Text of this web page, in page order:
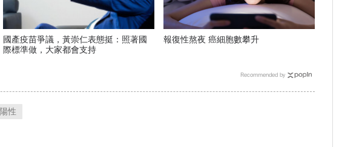
國產疫苗爭議，黃崇仁表態挺：照著國
際標準做，大家都會支持
報復性熬夜 癌細胞數攀升
Recommended by
陽性